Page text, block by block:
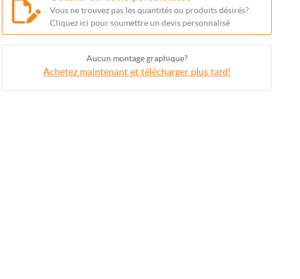
Vous ne trouvez pas les quantités ou produits désirés?
Cliquez ici pour soumettre un devis personnalisé
Aucun montage graphique?
Achetez maintenant et télécharger plus tard!